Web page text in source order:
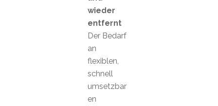
wieder
entfernt
Der Bedarf
an
flexiblen,
schnell
umsetzbar
en